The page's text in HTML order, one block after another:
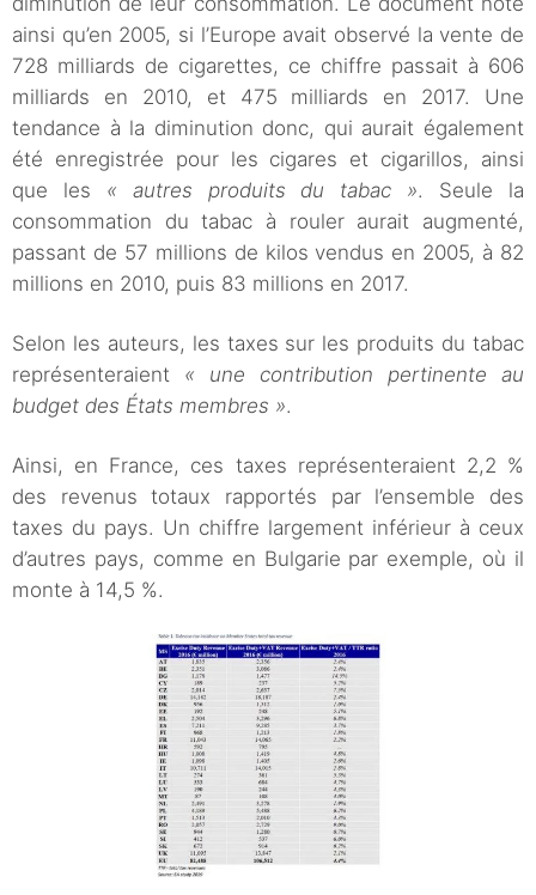
ainsi qu’en 2005, si l’Europe avait observé la vente de
728 milliards de cigarettes, ce chiffre passait à 606
milliards en 2010, et 475 milliards en 2017. Une
tendance à la diminution donc, qui aurait également
été enregistrée pour les cigares et cigarillos, ainsi
que les « autres produits du tabac ». Seule la
consommation du tabac à rouler aurait augmenté,
passant de 57 millions de kilos vendus en 2005, à 82
millions en 2010, puis 83 millions en 2017.
Selon les auteurs, les taxes sur les produits du tabac
représenteraient « une contribution pertinente au
budget des États membres ».
Ainsi, en France, ces taxes représenteraient 2,2 %
des revenus totaux rapportés par l’ensemble des
taxes du pays. Un chiffre largement inférieur à ceux
d’autres pays, comme en Bulgarie par exemple, où il
monte à 14,5 %.